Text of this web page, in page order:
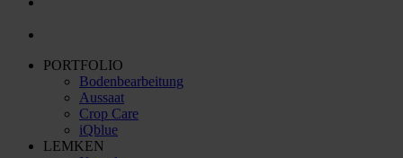
PORTFOLIO
Bodenbearbeitung
Aussaat
Crop Care
iQblue
LEMKEN